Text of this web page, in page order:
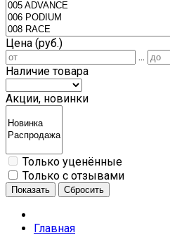
Цена (руб.)
...
Наличие товара
Акции, новинки
Только уценённые
Только с отзывами
Показать Сбросить
Главная